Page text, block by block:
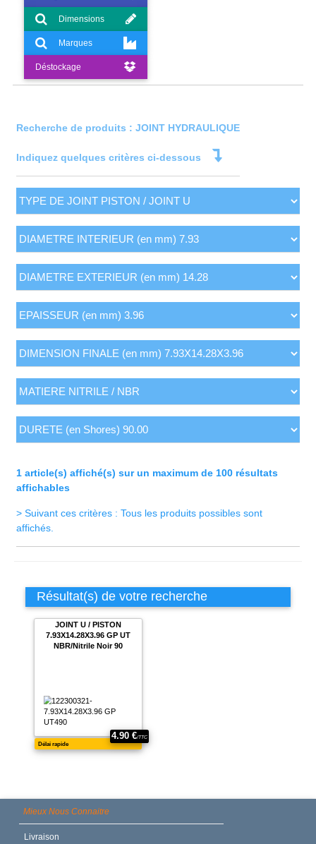
Dimensions
Marques
Déstockage
Recherche de produits : JOINT HYDRAULIQUE
Indiquez quelques critères ci-dessous
1 article(s) affiché(s) sur un maximum de 100 résultats
affichables
> Suivant ces critères : Tous les produits possibles sont
affichés.
Résultat(s) de votre recherche
Mieux Nous Connaitre
Livraison